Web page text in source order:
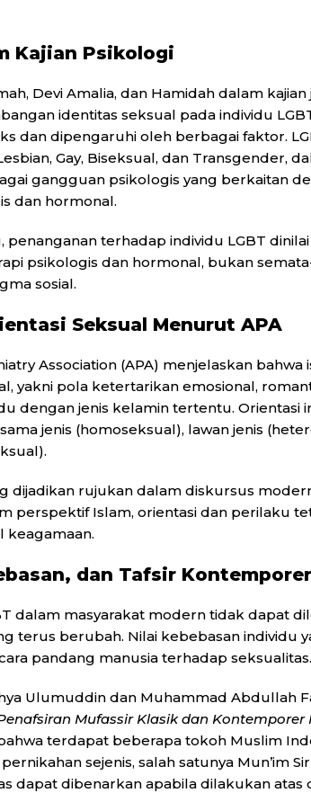
Kajian Psikologi
Devi Amalia, dan Hamidah dalam
identitas seksual pada individu
dan dipengaruhi oleh berbagai faktor.
Gay, Biseksual, dan Transgender,
gangguan psikologis yang berkaitan
dan hormonal.
penanganan terhadap individu LGBT
psikologis dan hormonal, bukan
sosial.
Seksual Menurut APA
Association (APA) menjelaskan bahwa
yakni pola ketertarikan emosional,
dengan jenis kelamin tertentu. Orientasi
jenis (homoseksual), lawan jenis
dijadikan rujukan dalam diskursus
perspektif Islam, orientasi dan perilaku
keagamaan.
dan Tafsir Kontemporer
dalam masyarakat modern tidak dapat
terus berubah. Nilai kebebasan individu
pandang manusia terhadap seksualitas.
Ulumuddin dan Muhammad Abdullah
Mufassir Klasik dan Kontemporer
terdapat beberapa tokoh Muslim
sejenis, salah satunya Mun’im
dapat dibenarkan apabila dilakukan atas